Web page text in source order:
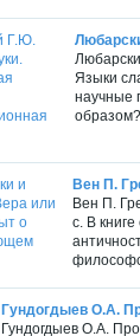
Языки
научные
Вен П.
Вен П.
с. В
Гундогдыев О.А.
Гундогдыев О.А.